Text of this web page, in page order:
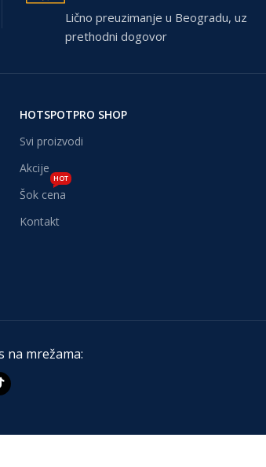
Lično preuzimanje u Beogradu, uz
prethodni dogovor
HOTSPOTPRO SHOP
Svi proizvodi
Akcije
Šok cena
HOT
Kontakt
na mrežama: